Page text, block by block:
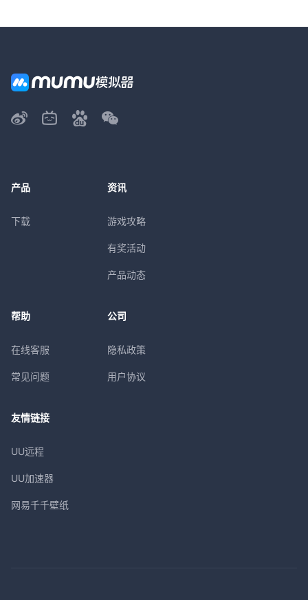
产品
下载
资讯
游戏攻略
有奖活动
产品动态
帮助
在线客服
常见问题
公司
隐私政策
用户协议
友情链接
UU远程
UU加速器
网易千千壁纸